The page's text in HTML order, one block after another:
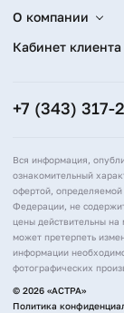
О компании
Кабинет клиента
+7 (343) 317-
Вся информация,
ознакомительный
офертой,
Федерации, не
цены действительны
может претерпеть
информации
фотографических
© 2026 «АСТРА»
Политика